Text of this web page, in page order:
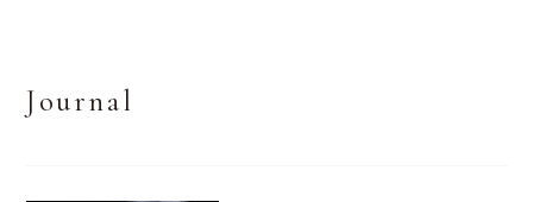
Journal